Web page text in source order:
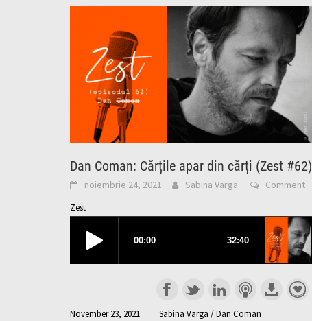
Dan Coman: Cărțile apar din cărți (Zest #62)
noiembrie 24, 2021 Sabina Varga Comment
Zest
November 23, 2021 Sabina Varga / Dan Coman